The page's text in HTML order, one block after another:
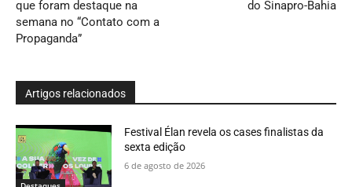
que foram destaque na
semana no “Contato com a
Propaganda”
do Sinapro-Bahia
Artigos relacionados
Festival Élan revela os cases finalistas da
sexta edição
6 de agosto de 2026